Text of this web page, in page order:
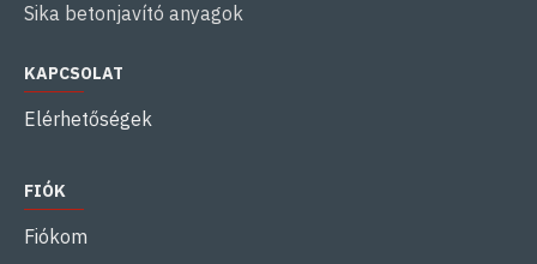
Sika betonjavító anyagok
KAPCSOLAT
Elérhetőségek
FIÓK
Fiókom